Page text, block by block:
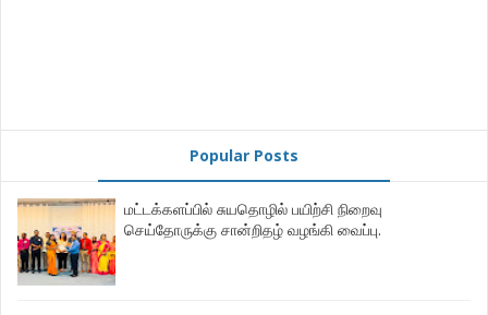
Popular Posts
மட்டக்களப்பில் சுயதொழில் பயிற்சி நிறைவு
செய்தோருக்கு சான்றிதழ் வழங்கி வைப்பு.